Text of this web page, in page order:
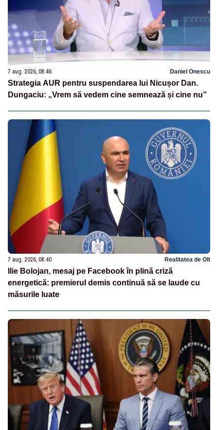
7 aug. 2026, 08:46 Daniel Onescu
Strategia AUR pentru suspendarea lui Nicușor Dan.
Dungaciu: „Vrem să vedem cine semnează și cine nu”
7 aug. 2026, 08:40 Realitatea de Olt
Ilie Bolojan, mesaj pe Facebook în plină criză
energetică: premierul demis continuă să se laude cu
măsurile luate